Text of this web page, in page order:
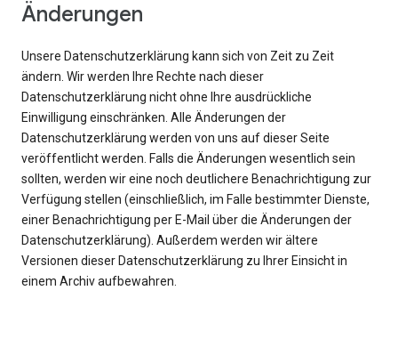
Änderungen
Unsere Datenschutzerklärung kann sich von Zeit zu Zeit
ändern. Wir werden Ihre Rechte nach dieser
Datenschutzerklärung nicht ohne Ihre ausdrückliche
Einwilligung einschränken. Alle Änderungen der
Datenschutzerklärung werden von uns auf dieser Seite
veröffentlicht werden. Falls die Änderungen wesentlich sein
sollten, werden wir eine noch deutlichere Benachrichtigung zur
Verfügung stellen (einschließlich, im Falle bestimmter Dienste,
einer Benachrichtigung per E-Mail über die Änderungen der
Datenschutzerklärung). Außerdem werden wir ältere
Versionen dieser Datenschutzerklärung zu Ihrer Einsicht in
einem Archiv aufbewahren.